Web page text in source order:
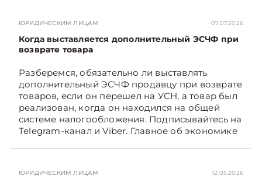
на Telegram‑канал и Viber. Главное об
экономике Беларуси — раньше, чем в новостях
TelegramViber
ЮРИДИЧЕСКИМ ЛИЦАМ 07.07.2026
Когда выставляется дополнительный ЭСЧФ при
возврате товара
Разберемся, обязательно ли выставлять
дополнительный ЭСЧФ продавцу при возврате
товаров, если он перешел на УСН, а товар был
реализован, когда он находился на общей
системе налогообложения. Подписывайтесь на
Telegram‑канал и Viber. Главное об экономике
ЮРИДИЧЕСКИМ ЛИЦАМ 12.05.2026